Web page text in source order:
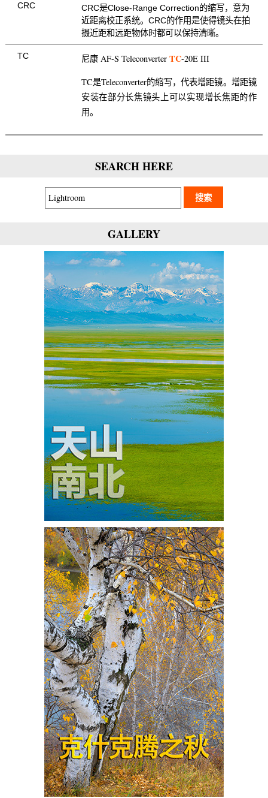
CRC
CRC是Close-Range Correction的缩写，意为
近距离校正系统。CRC的作用是使得镜头在拍
摄近距和远距物体时都可以保持清晰。
TC 尼康 AF-S Teleconverter TC-20E III
TC是Teleconverter的缩写，代表增距镜。增距镜
安装在部分长焦镜头上可以实现增长焦距的作
用。
SEARCH HERE
GALLERY